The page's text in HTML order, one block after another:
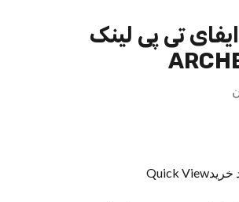
تی پی لینک
خریدQuick View